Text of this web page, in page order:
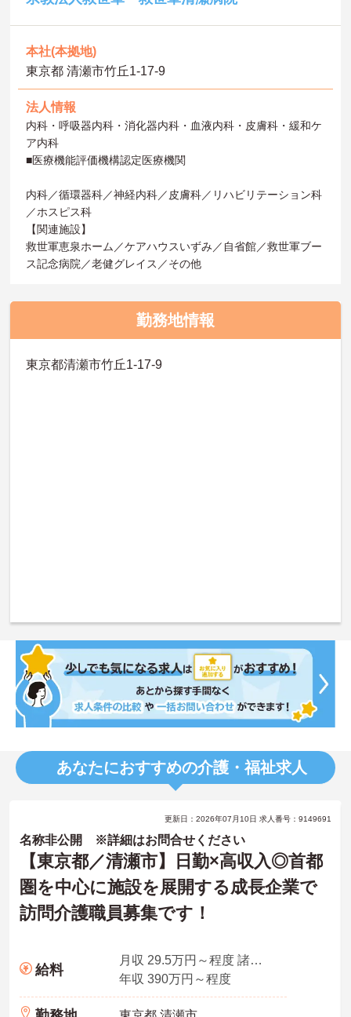
本社(本拠地)
東京都 清瀬市竹丘1-17-9
法人情報
内科・呼吸器内科・消化器内科・血液内科・皮膚科・緩和ケ
ア内科
■医療機能評価機構認定医療機関
内科／循環器科／神経内科／皮膚科／リハビリテーション科
／ホスピス科
【関連施設】
救世軍恵泉ホーム／ケアハウスいずみ／自省館／救世軍ブー
ス記念病院／老健グレイス／その他
勤務地情報
東京都清瀬市竹丘1-17-9
あなたにおすすめの介護・福祉求人
更新日：2026年07月10日 求人番号：9149691
名称非公開 ※詳細はお問合せください
【東京都／清瀬市】日勤×高収入◎首都
圏を中心に施設を展開する成長企業で
訪問介護職員募集です！
給料
月収 29.5万円～程度 諸手当込み※初任者研修以上
年収 390万円～程度